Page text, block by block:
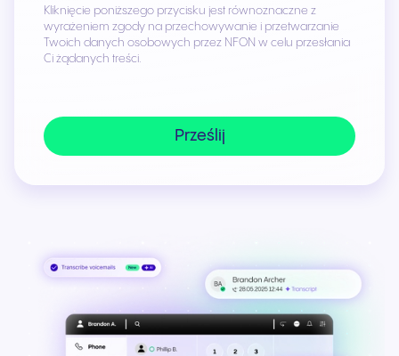
Kliknięcie poniższego przycisku jest równoznaczne z
wyrażeniem zgody na przechowywanie i przetwarzanie
Twoich danych osobowych przez NFON w celu przesłania
Ci żądanych treści.